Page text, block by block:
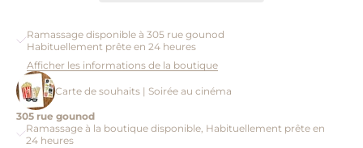
Ramassage disponible à 305 rue gounod
Habituellement prête en 24 heures
Afficher les informations de la boutique
Carte de souhaits | Soirée au cinéma
305 rue gounod
Ramassage à la boutique disponible, Habituellement prête en
24 heures